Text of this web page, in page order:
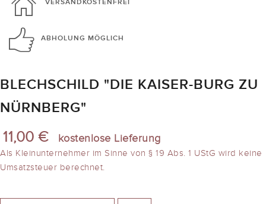
VERSANDKOSTENFREI
ABHOLUNG MÖGLICH
BLECHSCHILD "DIE KAISER-BURG ZU
NÜRNBERG"
11,00 € kostenlose Lieferung
Als Kleinunternehmer im Sinne von § 19 Abs. 1 UStG wird keine
Umsatzsteuer berechnet.